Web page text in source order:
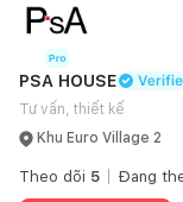
PSA HOUSE
Tư vấn, thiết kế
Khu Euro Village 2
Theo dõi 5 Đang